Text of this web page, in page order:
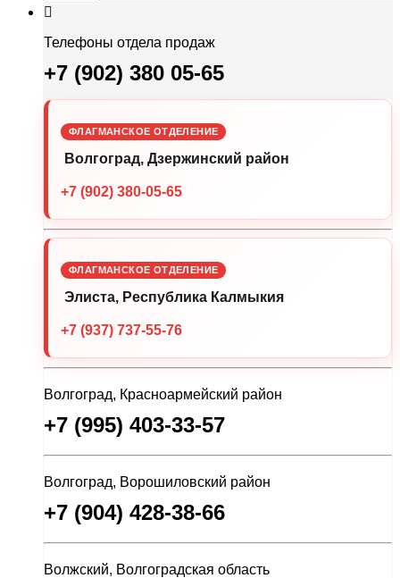
Телефоны отдела продаж
+7 (902) 380 05-65
ФЛАГМАНСКОЕ ОТДЕЛЕНИЕ
Волгоград, Дзержинский район
+7 (902) 380-05-65
ФЛАГМАНСКОЕ ОТДЕЛЕНИЕ
Элиста, Республика Калмыкия
+7 (937) 737-55-76
Волгоград, Красноармейский район
+7 (995) 403-33-57
Волгоград, Ворошиловский район
+7 (904) 428-38-66
Волжский, Волгоградская область